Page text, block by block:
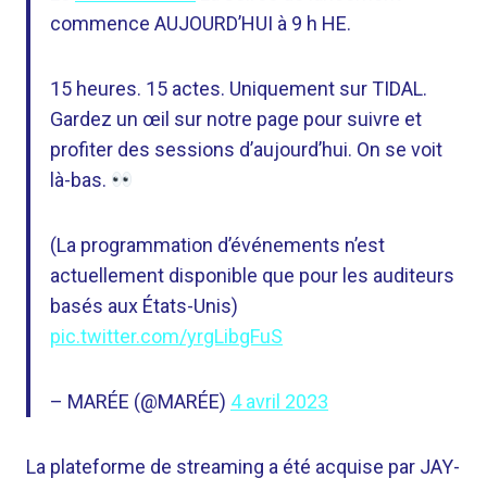
commence AUJOURD’HUI à 9 h HE.
15 heures. 15 actes. Uniquement sur TIDAL.
Gardez un œil sur notre page pour suivre et
profiter des sessions d’aujourd’hui. On se voit
là-bas.
(La programmation d’événements n’est
actuellement disponible que pour les auditeurs
basés aux États-Unis)
pic.twitter.com/yrgLibgFuS
– MARÉE (@MARÉE) 4 avril 2023
La plateforme de streaming a été acquise par JAY-